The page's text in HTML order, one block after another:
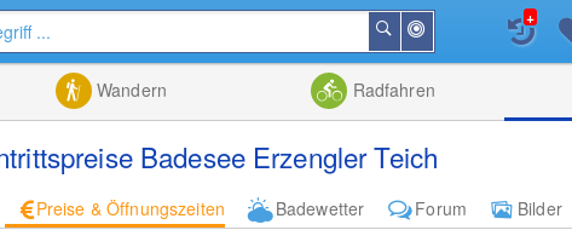
der
Suchen
+
Wandern Radfahren
Badesee Erzengler Teich
Preise & Öffnungszeiten Badewetter Forum
Bilder